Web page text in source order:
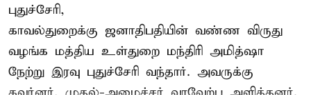
புதுச்சேரி,
காவல்துறைக்கு ஜனாதிபதியின் வண்ண விருது
வழங்க மத்திய உள்துறை மந்திரி அமித்ஷா
நேற்று இரவு புதுச்சேரி வந்தார். அவருக்கு